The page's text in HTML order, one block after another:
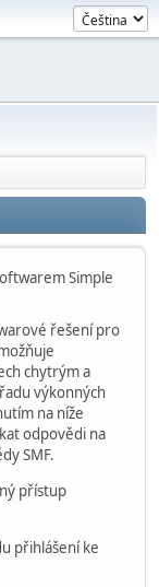
Simple
řešení pro
chytrým a
výkonných
na níže
odpovědi na
SMF.
přístup
přihlášení ke